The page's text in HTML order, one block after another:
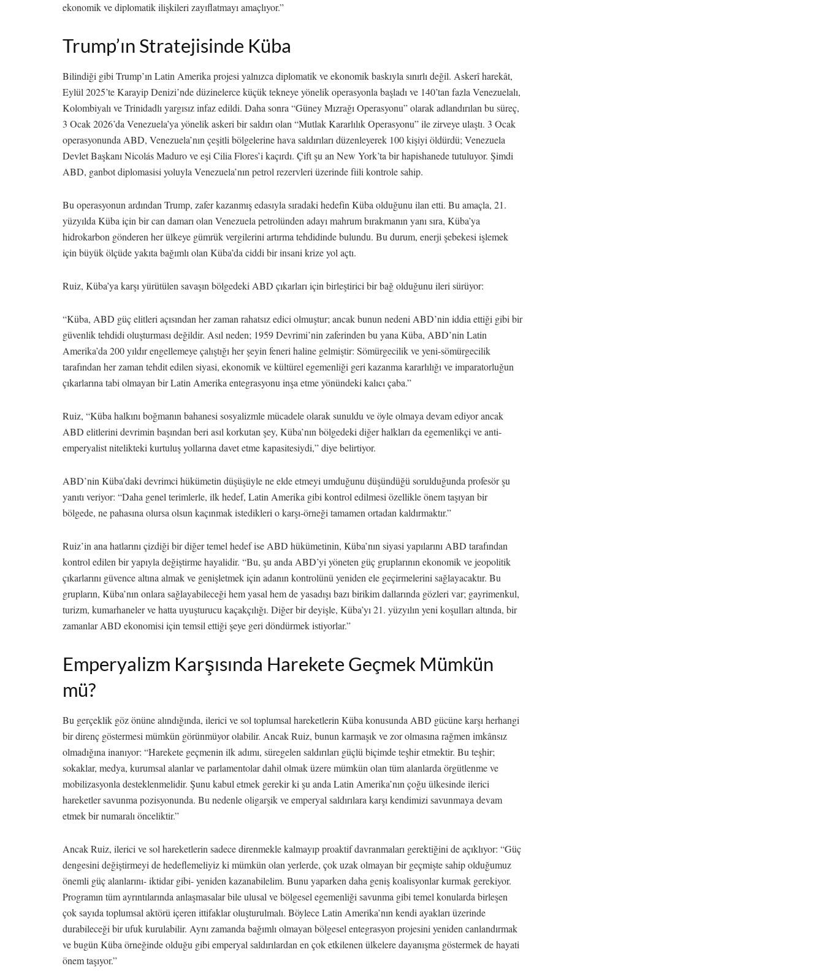
ekonomik ve diplomatik ilişkileri zayıflatmayı amaçlıyor.”
Trump’ın Stratejisinde Küba
Bilindiği gibi Trump’ın Latin Amerika projesi yalnızca diplomatik ve ekonomik baskıyla sınırlı değil. Askerî harekât,
Eylül 2025’te Karayip Denizi’nde düzinelerce küçük tekneye yönelik operasyonla başladı ve 140’tan fazla Venezuelalı,
Kolombiyalı ve Trinidadlı yargısız infaz edildi. Daha sonra “Güney Mızrağı Operasyonu” olarak adlandırılan bu süreç,
3 Ocak 2026’da Venezuela’ya yönelik askeri bir saldırı olan “Mutlak Kararlılık Operasyonu” ile zirveye ulaştı. 3 Ocak
operasyonunda ABD, Venezuela’nın çeşitli bölgelerine hava saldırıları düzenleyerek 100 kişiyi öldürdü; Venezuela
Devlet Başkanı Nicolás Maduro ve eşi Cilia Flores’i kaçırdı. Çift şu an New York’ta bir hapishanede tutuluyor. Şimdi
ABD, ganbot diplomasisi yoluyla Venezuela’nın petrol rezervleri üzerinde fiili kontrole sahip.
Bu operasyonun ardından Trump, zafer kazanmış edasıyla sıradaki hedefin Küba olduğunu ilan etti. Bu amaçla, 21.
yüzyılda Küba için bir can damarı olan Venezuela petrolünden adayı mahrum bırakmanın yanı sıra, Küba’ya
hidrokarbon gönderen her ülkeye gümrük vergilerini artırma tehdidinde bulundu. Bu durum, enerji şebekesi işlemek
için büyük ölçüde yakıta bağımlı olan Küba’da ciddi bir insani krize yol açtı.
Ruiz, Küba’ya karşı yürütülen savaşın bölgedeki ABD çıkarları için birleştirici bir bağ olduğunu ileri sürüyor:
“Küba, ABD güç elitleri açısından her zaman rahatsız edici olmuştur; ancak bunun nedeni ABD’nin iddia ettiği gibi bir
güvenlik tehdidi oluşturması değildir. Asıl neden; 1959 Devrimi’nin zaferinden bu yana Küba, ABD’nin Latin
Amerika’da 200 yıldır engellemeye çalıştığı her şeyin feneri haline gelmiştir: Sömürgecilik ve yeni-sömürgecilik
tarafından her zaman tehdit edilen siyasi, ekonomik ve kültürel egemenliği geri kazanma kararlılığı ve imparatorluğun
çıkarlarına tabi olmayan bir Latin Amerika entegrasyonu inşa etme yönündeki kalıcı çaba.”
Ruiz, “Küba halkını boğmanın bahanesi sosyalizmle mücadele olarak sunuldu ve öyle olmaya devam ediyor ancak
ABD elitlerini devrimin başından beri asıl korkutan şey, Küba’nın bölgedeki diğer halkları da egemenlikçi ve anti-
emperyalist nitelikteki kurtuluş yollarına davet etme kapasitesiydi,” diye belirtiyor.
ABD’nin Küba’daki devrimci hükümetin düşüşüyle ne elde etmeyi umduğunu düşündüğü sorulduğunda profesör şu
yanıtı veriyor: “Daha genel terimlerle, ilk hedef, Latin Amerika gibi kontrol edilmesi özellikle önem taşıyan bir
bölgede, ne pahasına olursa olsun kaçınmak istedikleri o karşı-örneği tamamen ortadan kaldırmaktır.”
Ruiz’in ana hatlarını çizdiği bir diğer temel hedef ise ABD hükümetinin, Küba’nın siyasi yapılarını ABD tarafından
kontrol edilen bir yapıyla değiştirme hayalidir. “Bu, şu anda ABD’yi yöneten güç gruplarının ekonomik ve jeopolitik
çıkarlarını güvence altına almak ve genişletmek için adanın kontrolünü yeniden ele geçirmelerini sağlayacaktır. Bu
grupların, Küba’nın onlara sağlayabileceği hem yasal hem de yasadışı bazı birikim dallarında gözleri var; gayrimenkul,
turizm, kumarhaneler ve hatta uyuşturucu kaçakçılığı. Diğer bir deyişle, Küba’yı 21. yüzyılın yeni koşulları altında, bir
zamanlar ABD ekonomisi için temsil ettiği şeye geri döndürmek istiyorlar.”
Emperyalizm Karşısında Harekete Geçmek Mümkün
mü?
Bu gerçeklik göz önüne alındığında, ilerici ve sol toplumsal hareketlerin Küba konusunda ABD gücüne karşı herhangi
bir direnç göstermesi mümkün görünmüyor olabilir. Ancak Ruiz, bunun karmaşık ve zor olmasına rağmen imkânsız
olmadığına inanıyor: “Harekete geçmenin ilk adımı, süregelen saldırıları güçlü biçimde teşhir etmektir. Bu teşhir;
sokaklar, medya, kurumsal alanlar ve parlamentolar dahil olmak üzere mümkün olan tüm alanlarda örgütlenme ve
mobilizasyonla desteklenmelidir. Şunu kabul etmek gerekir ki şu anda Latin Amerika’nın çoğu ülkesinde ilerici
hareketler savunma pozisyonunda. Bu nedenle oligarşik ve emperyal saldırılara karşı kendimizi savunmaya devam
etmek bir numaralı önceliktir.”
Ancak Ruiz, ilerici ve sol hareketlerin sadece direnmekle kalmayıp proaktif davranmaları gerektiğini de açıklıyor: “Güç
dengesini değiştirmeyi de hedeflemeliyiz ki mümkün olan yerlerde, çok uzak olmayan bir geçmişte sahip olduğumuz
önemli güç alanlarını- iktidar gibi- yeniden kazanabilelim. Bunu yaparken daha geniş koalisyonlar kurmak gerekiyor.
Programın tüm ayrıntılarında anlaşmasalar bile ulusal ve bölgesel egemenliği savunma gibi temel konularda birleşen
çok sayıda toplumsal aktörü içeren ittifaklar oluşturulmalı. Böylece Latin Amerika’nın kendi ayakları üzerinde
durabileceği bir ufuk kurulabilir. Aynı zamanda bağımlı olmayan bölgesel entegrasyon projesini yeniden canlandırmak
ve bugün Küba örneğinde olduğu gibi emperyal saldırılardan en çok etkilenen ülkelere dayanışma göstermek de hayati
önem taşıyor.”